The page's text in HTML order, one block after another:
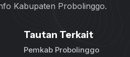
Kabupaten Probolinggo.
Tautan Terkait
Pemkab Probolinggo